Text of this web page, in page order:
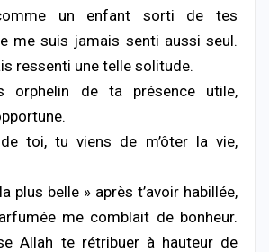
un enfant sorti de tes
me suis jamais senti aussi seul.
ressenti une telle solitude.
orphelin de ta présence utile,
toi, tu viens de m’ôter la vie,
plus belle » après t’avoir habillée,
me comblait de bonheur.
Allah te rétribuer à hauteur de